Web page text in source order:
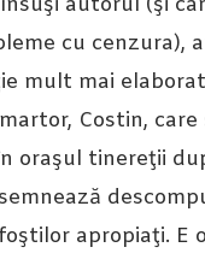
cu cenzura),
mult mai
Costin, care
oraşul tinereţii
apropiaţi. E